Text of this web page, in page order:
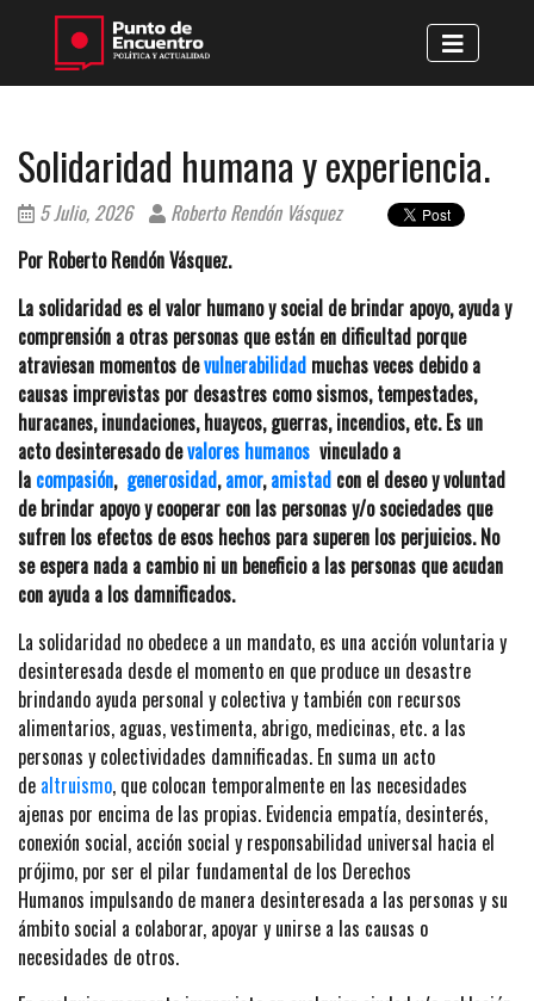
Solidaridad humana y experiencia.
5 Julio, 2026
Roberto Rendón Vásquez
Por Roberto Rendón Vásquez.
La solidaridad es el valor humano y social de brindar apoyo, ayuda y
comprensión a otras personas que están en dificultad porque
atraviesan momentos devulnerabilidad muchas veces debido a
causas imprevistas por desastres como sismos, tempestades,
huracanes, inundaciones, huaycos, guerras, incendios, etc. Es un
acto desinteresado devalores humanos vinculado a
la compasión, generosidad,amor,amistad con el deseo y voluntad
de brindar apoyo y cooperar con las personas y/o sociedades que
sufren los efectos de esos hechos para superen los perjuicios. No
se espera nada a cambio ni un beneficio a las personas que acudan
con ayuda a los damnificados.
La solidaridad no obedece a un mandato, es una acción voluntaria y
desinteresada desde el momento en que produce un desastre
brindando ayuda personal y colectiva y también con recursos
alimentarios, aguas, vestimenta, abrigo, medicinas, etc. a las
personas y colectividades damnificadas. En suma un acto
de altruismo, que colocan temporalmente en las necesidades
ajenas por encima de las propias. Evidencia empatía, desinterés,
conexión social, acción social y responsabilidad universal hacia el
prójimo, por ser el pilar fundamental de los Derechos
Humanos impulsando de manera desinteresada a las personas y su
ámbito social a colaborar, apoyar y unirse a las causas o
necesidades de otros.